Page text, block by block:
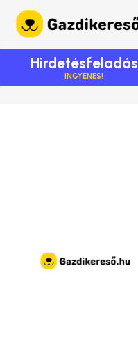
Hirdetésfeladás
INGYENES!